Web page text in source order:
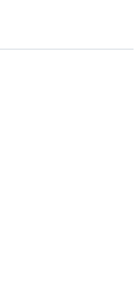
le persone a